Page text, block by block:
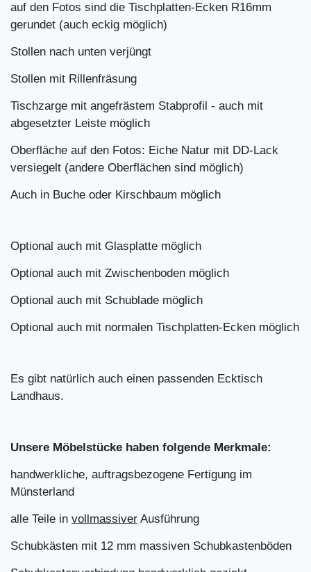
auf den Fotos sind die Tischplatten-Ecken R16mm
gerundet (auch eckig möglich)
Stollen nach unten verjüngt
Stollen mit Rillenfräsung
Tischzarge mit angefrästem Stabprofil - auch mit
abgesetzter Leiste möglich
Oberfläche auf den Fotos: Eiche Natur mit DD-Lack
versiegelt (andere Oberflächen sind möglich)
Auch in Buche oder Kirschbaum möglich
Optional auch mit Glasplatte möglich
Optional auch mit Zwischenboden möglich
Optional auch mit Schublade möglich
Optional auch mit normalen Tischplatten-Ecken möglich
Es gibt natürlich auch einen passenden Ecktisch
Landhaus.
Unsere Möbelstücke haben folgende Merkmale:
handwerkliche, auftragsbezogene Fertigung im
Münsterland
alle Teile in vollmassiver Ausführung
Schubkästen mit 12 mm massiven Schubkastenböden